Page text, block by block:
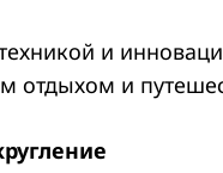
и
отдыхом и